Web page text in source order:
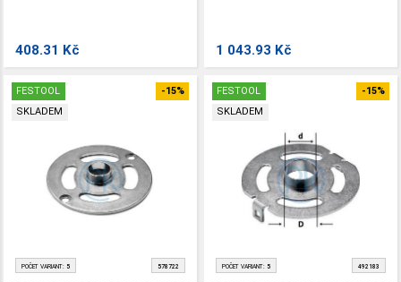
408.31 Kč 1 043.93 Kč
FESTOOL
SKLADEM
-15%
POČET VARIANT: 5 578722
FESTOOL
SKLADEM
-15%
POČET VARIANT: 5 492183